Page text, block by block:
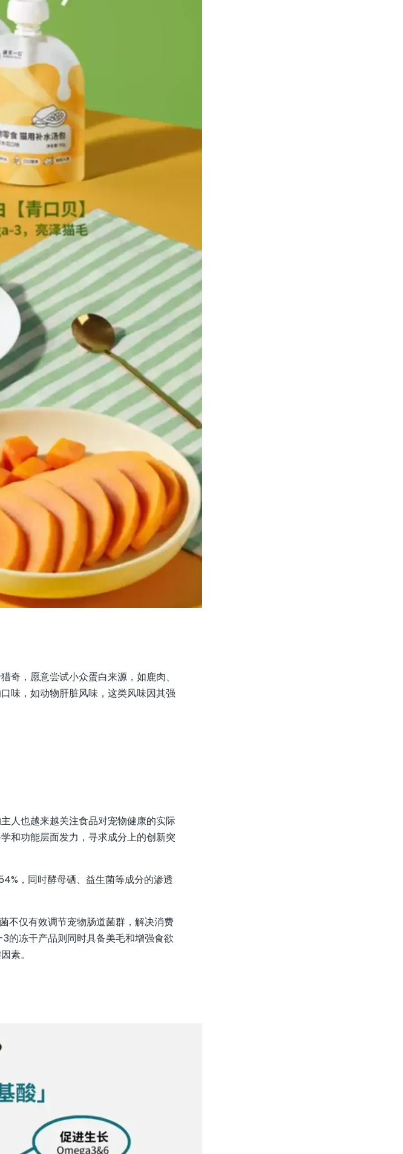
，愿意尝试小众蛋白来源，如鹿肉、
味，如动物肝脏风味，这类风味因其强
人也越来越关注食品对宠物健康的实际
和功能层面发力，寻求成分上的创新突
，同时酵母硒、益生菌等成分的渗透
不仅有效调节宠物肠道菌群，解决消费
的冻干产品则同时具备美毛和增强食欲
素。